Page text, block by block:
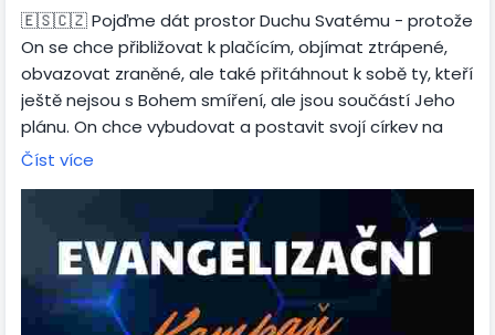
🇪🇸🇨🇿 Pojďme dát prostor Duchu Svatému - protože
On se chce přibližovat k plačícím, objímat ztrápené,
obvazovat zraněné, ale také přitáhnout k sobě ty, kteří
ještě nejsou s Bohem smíření, ale jsou součástí Jeho
plánu. On chce vybudovat a postavit svojí církev na
pevném základu. Aby byla silná, radikální a dospělá.
Duch Svatý ukazuje ? Pak se neboj dojít společně s
Ním, protože jediný dotyk může změnit Jeho život.
Číst více